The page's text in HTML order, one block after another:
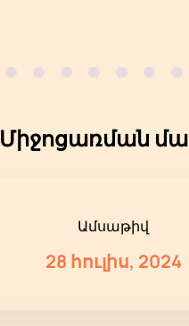
Միջոցառման
Ամսաթիվ
28 հուլիս, 2024